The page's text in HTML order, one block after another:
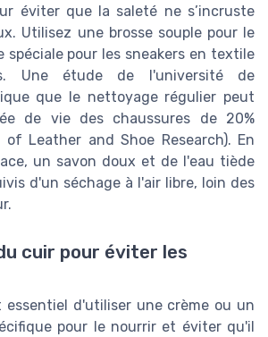
éviter que la saleté ne s’incruste
Utilisez une brosse souple pour le
spéciale pour les sneakers en textile
Une étude de l'université de
que le nettoyage régulier peut
de vie des chaussures de 20%
Leather and Shoe Research). En
un savon doux et de l'eau tiède
d'un séchage à l'air libre, loin des
cuir pour éviter les
essentiel d'utiliser une crème ou un
pour le nourrir et éviter qu'il